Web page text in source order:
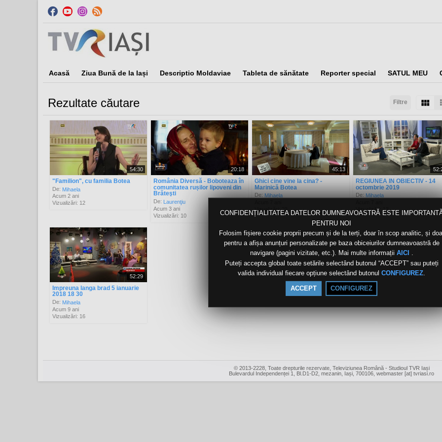
CONFIDENȚIALITATEA DATELOR DUMNEAVOASTRĂ ESTE
PENTRU NOI
Folosim fișiere cookie proprii precum și de la terți, doar în scop analitic, și
pentru a afișa anunțuri personalizate pe baza obiceiurilor dumneavoastră de
navigare (pagini vizitate, etc.). Mai multe informații AICI .
Puteți accepta global toate setările selectând butonul “ACCEPT” sau puteți
valida individual fiecare opțiune selectând butonul CONFIGUREZ
ACCEPT CONFIGUREZ
Acasă Ziua Bună de la Iași Descriptio Moldaviae Tableta de sănătate Reporter special SATUL MEU
Filtre
Rezultate căutare
Sortaţi după: Arată: Rezultate/pagină:
54:30
"Familion", cu familia Botea
De: Mihaela
Acum 2 ani
Vizualizări: 12
20:18
România Diversă - Boboteaza în
comunitatea rușilor lipoveni din
Brăteşti
De: Laurenţiu
Acum 3 ani
Vizualizări: 10
45:13
Ghici cine vine la cina? -
Marinică Botea
De:Mihaela
Vizualizări: 23
REGIUNEA IN OBIECTIV - 14
octombrie 2019
De:Mihaela
Vizualizări: 13
52:29
Impreuna langa brad 5 ianuarie
2018 18 30
De: Mihaela
Acum 9 ani
Vizualizări: 16
© 2013-2228, Toate drepturile rezervate, Televiziunea Română - Studioul TVR Iași
Bulevardul Independenței 1, Bl.D1-D2, mezanin, Iași, 700106, webmaster [at] tvriasi.ro